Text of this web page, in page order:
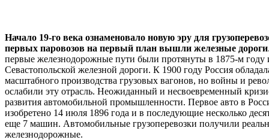
Начало 19-го века ознаменовало новую эру для
первых паровозов на первый план вышли железные дороги
первые железнодорожные пути были протянуты в 1875-м году
Севастопольской железной дороги. К 1900 году Россия
масштабного производства грузовых вагонов, но войны и
ослабили эту отрасль. Неожиданный и несвоевременный
развития автомобильной промышленности. Первое авто в
изобретено 14 июля 1896 года и в последующие несколько
еще 7 машин. Автомобильные грузоперевозки получили
железнодорожные.